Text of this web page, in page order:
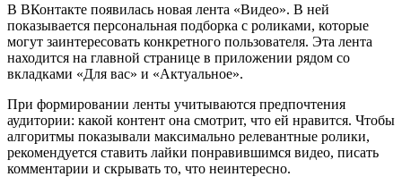
В ВКонтакте появилась новая лента «Видео». В ней
показывается персональная подборка с роликами, которые
могут заинтересовать конкретного пользователя. Эта лента
находится на главной странице в приложении рядом со
вкладками «Для вас» и «Актуальное».
При формировании ленты учитываются предпочтения
аудитории: какой контент она смотрит, что ей нравится. Чтобы
алгоритмы показывали максимально релевантные ролики,
рекомендуется ставить лайки понравившимся видео, писать
комментарии и скрывать то, что неинтересно.